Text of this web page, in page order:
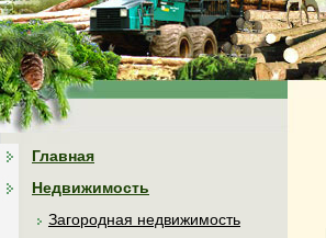
Главная
Недвижимость
Загородная недвижимость